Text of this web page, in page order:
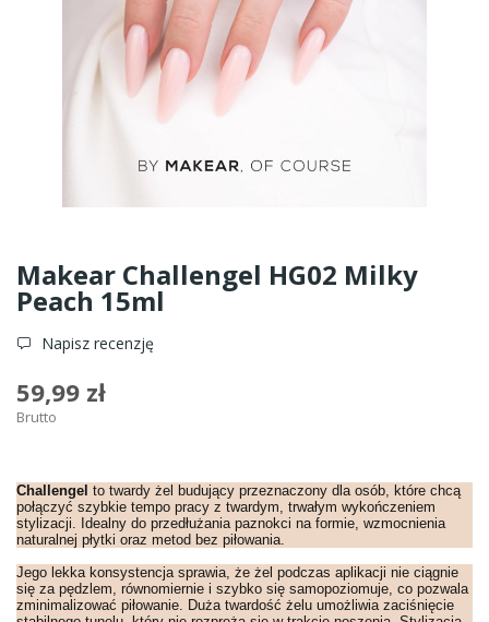
Makear Challengel HG02 Milky
Peach 15ml
Napisz recenzję
59,99 zł
Brutto
Challengel to twardy żel budujący przeznaczony dla osób, które chcą
połączyć szybkie tempo pracy z twardym, trwałym wykończeniem
stylizacji. Idealny do przedłużania paznokci na formie, wzmocnienia
naturalnej płytki oraz metod bez piłowania.
Jego lekka konsystencja sprawia, że żel podczas aplikacji nie ciągnie
się za pędzlem, równomiernie i szybko się samopoziomuje, co pozwala
zminimalizować piłowanie. Duża twardość żelu umożliwia zaciśnięcie